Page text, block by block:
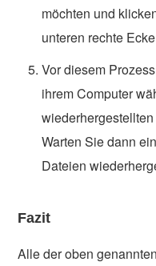
möchten und
unteren rechte
Vor diesem
ihrem Computer
Warten Sie dann
Dateien
Fazit
Alle der oben